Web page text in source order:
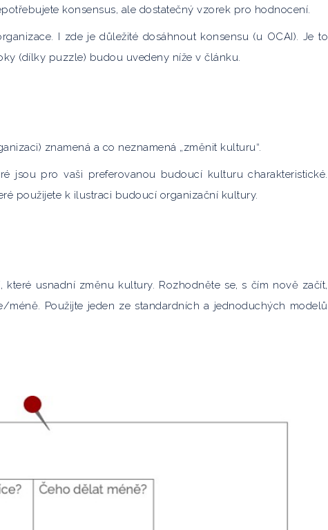
konsensus, ale dostatečný vzorek pro hodnocení.
I zde je důležité dosáhnout konsensu (u OCAI). Je to
(dílky puzzle) budou uvedeny níže v článku.
znamená a co neznamená „změnit kulturu“.
jsou pro vaši preferovanou budoucí kulturu charakteristické.
použijete k ilustraci budoucí organizační kultury.
usnadní změnu kultury. Rozhodněte se, s čím nově začít,
Použijte jeden ze standardních a jednoduchých modelů